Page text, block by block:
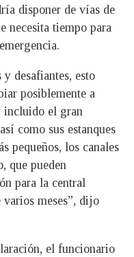
disponer de vías de
necesita tiempo para
desafiantes, esto
posiblemente a
incluido el gran
como sus estanques
pequeños, los canales
que pueden
para la central
meses”, dijo
el funcionario